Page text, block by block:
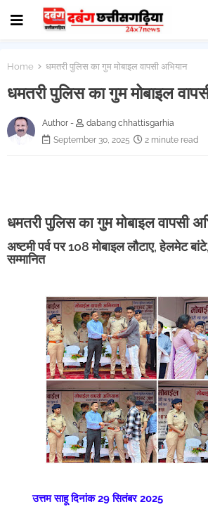
Home धमतरी पुलिस का गुम मोबाइल वापसी अभियान
धमतरी पुलिस का गुम मोबाइल
Author -
dabang chhattisgarhia
September 30, 2025
2 minute read
धमतरी पुलिस का गुम मोबाइल वापसी
अष्टमी पर्व पर 108 मोबाइल लौटाए, हेलमेट
सम्मानित
उत्तम साहू दिनांक 29 सितंबर 2025